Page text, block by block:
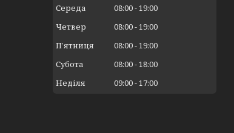
Середа
08:00 19:00
Четвер
08:00 19:00
Пʼятниця
08:00 19:00
Субота
08:00 18:00
Неділя
09:00 17:00